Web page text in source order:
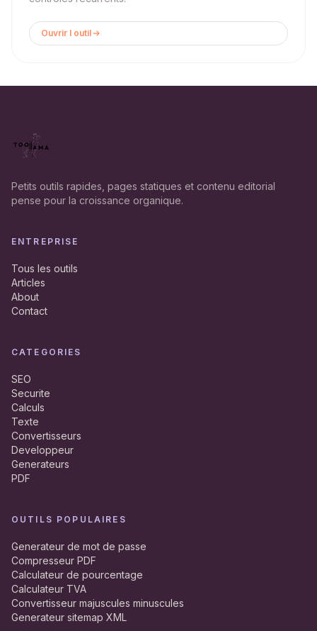
Ouvrir l outil
Petits outils rapides, pages statiques et contenu editorial
pense pour la croissance organique.
ENTREPRISE
Tous les outils
Articles
About
Contact
CATEGORIES
SEO
Securite
Calculs
Texte
Convertisseurs
Developpeur
Generateurs
PDF
OUTILS POPULAIRES
Generateur de mot de passe
Compresseur PDF
Calculateur de pourcentage
Calculateur TVA
Convertisseur majuscules minuscules
Generateur sitemap XML